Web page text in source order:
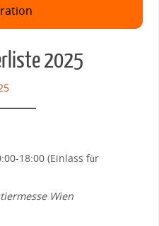
2025
18:00 (Einlass für
Wien